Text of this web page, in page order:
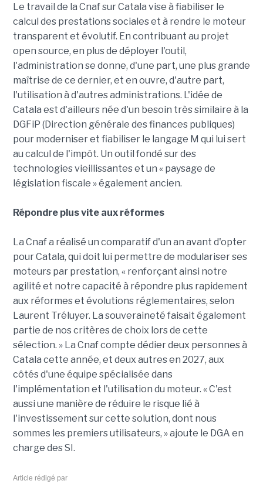
Le travail de la Cnaf sur Catala vise à fiabiliser le
calcul des prestations sociales et à rendre le moteur
transparent et évolutif. En contribuant au projet
open source, en plus de déployer l'outil,
l'administration se donne, d'une part, une plus grande
maîtrise de ce dernier, et en ouvre, d'autre part,
l'utilisation à d'autres administrations. L'idée de
Catala est d'ailleurs née d'un besoin très similaire à la
DGFiP (Direction générale des finances publiques)
pour moderniser et fiabiliser le langage M qui lui sert
au calcul de l'impôt. Un outil fondé sur des
technologies vieillissantes et un « paysage de
législation fiscale » également ancien.
Répondre plus vite aux réformes
La Cnaf a réalisé un comparatif d'un an avant d'opter
pour Catala, qui doit lui permettre de modulariser ses
moteurs par prestation, « renforçant ainsi notre
agilité et notre capacité à répondre plus rapidement
aux réformes et évolutions réglementaires, selon
Laurent Tréluyer. La souveraineté faisait également
partie de nos critères de choix lors de cette
sélection. » La Cnaf compte dédier deux personnes à
Catala cette année, et deux autres en 2027, aux
côtés d'une équipe spécialisée dans
l'implémentation et l'utilisation du moteur. « C'est
aussi une manière de réduire le risque lié à
l'investissement sur cette solution, dont nous
sommes les premiers utilisateurs, » ajoute le DGA en
charge des SI.
Article rédigé par